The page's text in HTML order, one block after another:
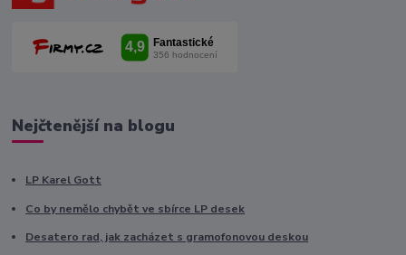
Nejčtenější na blogu
LP Karel Gott
Co by nemělo chybět ve sbírce LP desek
Desatero rad, jak zacházet s gramofonovou deskou